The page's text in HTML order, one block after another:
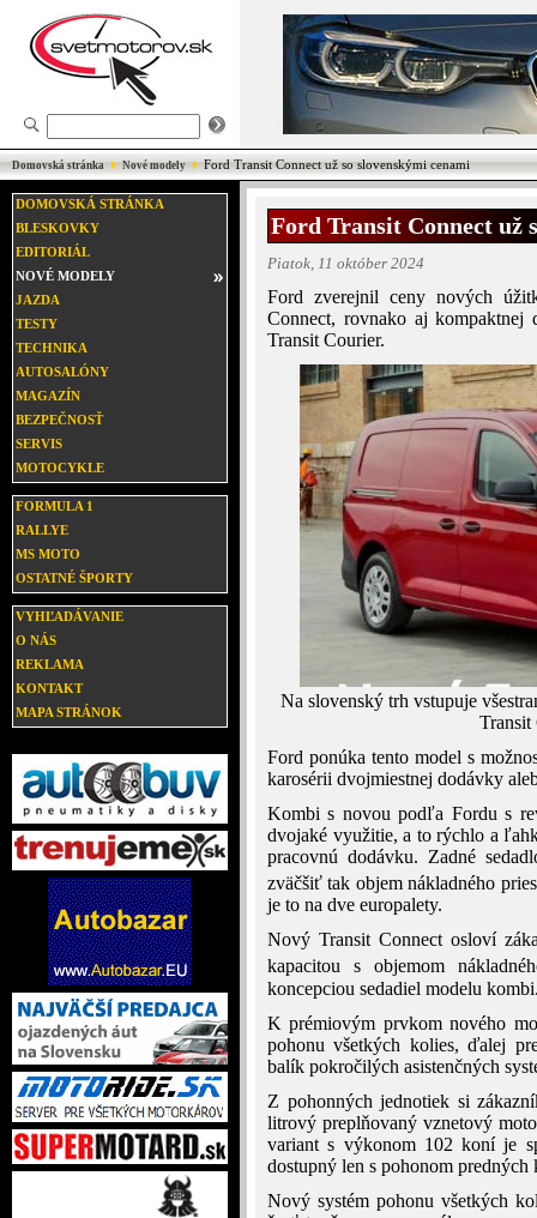
Domovská stránka Nové modely Ford Transit Connect už so slovenskými cenami
DOMOVSKÁ STRÁNKA
BLESKOVKY
EDITORIÁL
NOVÉ MODELY
JAZDA
TESTY
TECHNIKA
AUTOSALÓNY
MAGAZÍN
BEZPEČNOSŤ
SERVIS
MOTOCYKLE
FORMULA 1
RALLYE
MS MOTO
OSTATNÉ ŠPORTY
VYHĽADÁVANIE
O NÁS
REKLAMA
KONTAKT
MAPA STRÁNOK
Ford Transit Connect už
Piatok, 11 október 2024
Ford zverejnil ceny nových
Connect, rovnako aj kompaktnej
Transit Courier.
Na slovenský trh vstupuje
Transit
Ford ponúka tento model s
karosérii dvojmiestnej dodávky
Kombi s novou podľa Fordu s
dvojaké využitie, a to rýchlo a
pracovnú dodávku. Zadné
zväčšiť tak objem nákladného
je to na dve europalety.
Nový Transit Connect osloví
kapacitou s objemom
koncepciou sedadiel modelu
K prémiovým prvkom nového
pohonu všetkých kolies, ďalej
balík pokročilých asistenčných
Z pohonných jednotiek si
litrový preplňovaný vznetový
variant s výkonom 102 koní je
dostupný len s pohonom predných
Nový systém pohonu všetkých